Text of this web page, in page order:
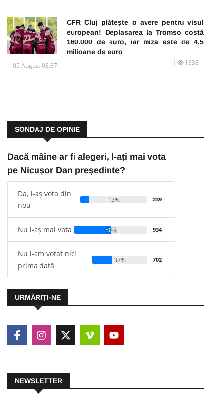
CFR Cluj plătește o avere pentru visul
european! Deplasarea la Tromso costă
160.000 de euro, iar miza este de 4,5
milioane de euro
05 August 08:37 1338
SONDAJ DE OPINIE
Dacă mâine ar fi alegeri, l-ați mai vota
pe Nicușor Dan președinte?
Da, l-aș vota din
nou
13% 239
Nu l-aș mai vota 50% 934
Nu l-am votat nici
prima dată
37% 702
URMĂRIŢI-NE
NEWSLETTER